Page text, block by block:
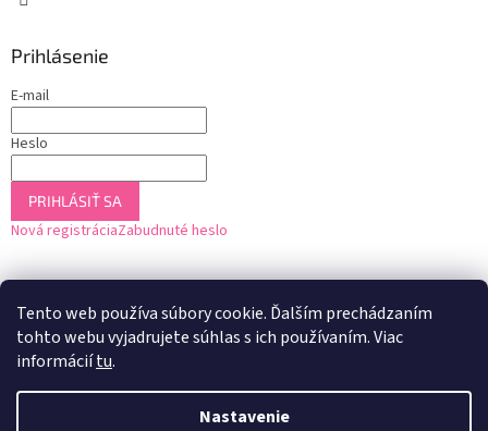
Tento web používa súbory cookie. Ďalším prechádzaním
tohto webu vyjadrujete súhlas s ich používaním. Viac
informáciítu.
Nastavenie
Prihlásenie
E-mail
Heslo
PRIHLÁSIŤ SA
Nová registráciaZabudnuté heslo
Vytvoril Shoptet